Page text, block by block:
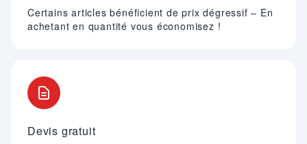
Certains articles bénéficient de prix dégressif – En
achetant en quantité vous économisez !
Devis gratuit